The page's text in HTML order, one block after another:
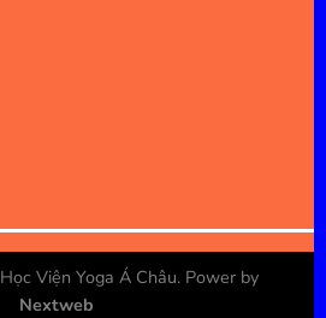
Học Viện Yoga Á Châu. Power by
Nextweb